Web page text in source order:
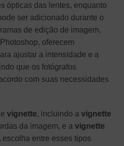
ópticas das lentes, enquanto
ser adicionado durante o
de edição de imagem,
oferecem
ajustar a intensidade e a
que os fotógrafos
com suas necessidades
vignette, incluindo a vignette
da imagem, e a vignette
entre esses tipos